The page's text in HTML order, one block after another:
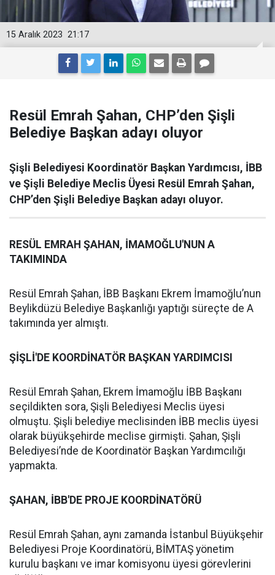
21:17
15 Aralık 2023
Resül Emrah Şahan, CHP’den Şişli
Belediye Başkan adayı oluyor
Şişli Belediyesi Koordinatör Başkan Yardımcısı, İBB
ve Şişli Belediye Meclis Üyesi Resül Emrah Şahan,
CHP’den Şişli Belediye Başkan adayı oluyor.
RESÜL EMRAH ŞAHAN, İMAMOĞLU'NUN A
TAKIMINDA
Resül Emrah Şahan, İBB Başkanı Ekrem İmamoğlu’nun
Beylikdüzü Belediye Başkanlığı yaptığı süreçte de A
takımında yer almıştı.
ŞİŞLİ'DE KOORDİNATÖR BAŞKAN YARDIMCISI
Resül Emrah Şahan, Ekrem İmamoğlu İBB Başkanı
seçildikten sora, Şişli Belediyesi Meclis üyesi
olmuştu. Şişli belediye meclisinden İBB meclis üyesi
olarak büyükşehirde meclise girmişti. Şahan, Şişli
Belediyesi’nde de Koordinatör Başkan Yardımcılığı
yapmakta.
ŞAHAN, İBB'DE PROJE KOORDİNATÖRÜ
Resül Emrah Şahan, aynı zamanda İstanbul Büyükşehir
Belediyesi Proje Koordinatörü, BİMTAŞ yönetim
kurulu başkanı ve imar komisyonu üyesi görevlerini